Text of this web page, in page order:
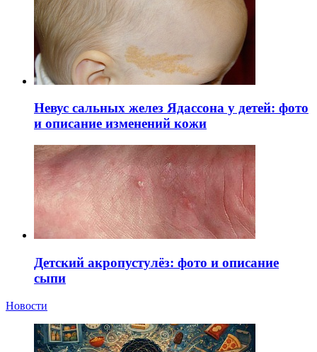
Невус сальных желез Ядассона у детей: фото
и описание изменений кожи
Детский акропустулёз: фото и описание
сыпи
Новости